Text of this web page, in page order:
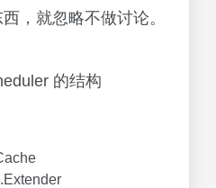
，就忽略不做讨论。
的结构